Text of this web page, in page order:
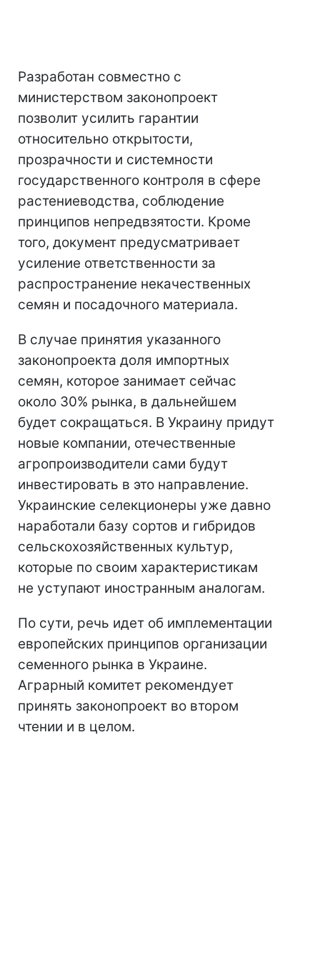
Разработан совместно с
министерством законопроект
позволит усилить гарантии
относительно открытости,
прозрачности и системности
государственного контроля в сфере
растениеводства, соблюдение
принципов непредвзятости. Кроме
того, документ предусматривает
усиление ответственности за
распространение некачественных
семян и посадочного материала.
В случае принятия указанного
законопроекта доля импортных
семян, которое занимает сейчас
около 30% рынка, в дальнейшем
будет сокращаться. В Украину придут
новые компании, отечественные
агропроизводители сами будут
инвестировать в это направление.
Украинские селекционеры уже давно
наработали базу сортов и гибридов
сельскохозяйственных культур,
которые по своим характеристикам
не уступают иностранным аналогам.
По сути, речь идет об имплементации
европейских принципов организации
семенного рынка в Украине.
Аграрный комитет рекомендует
принять законопроект во втором
чтении и в целом.